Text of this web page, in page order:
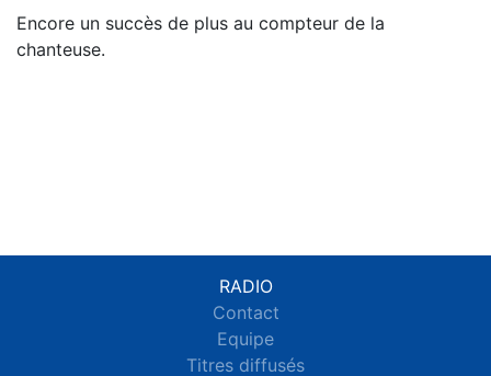
Encore un succès de plus au compteur de la
chanteuse.
RADIO
Contact
Equipe
Titres diffusés